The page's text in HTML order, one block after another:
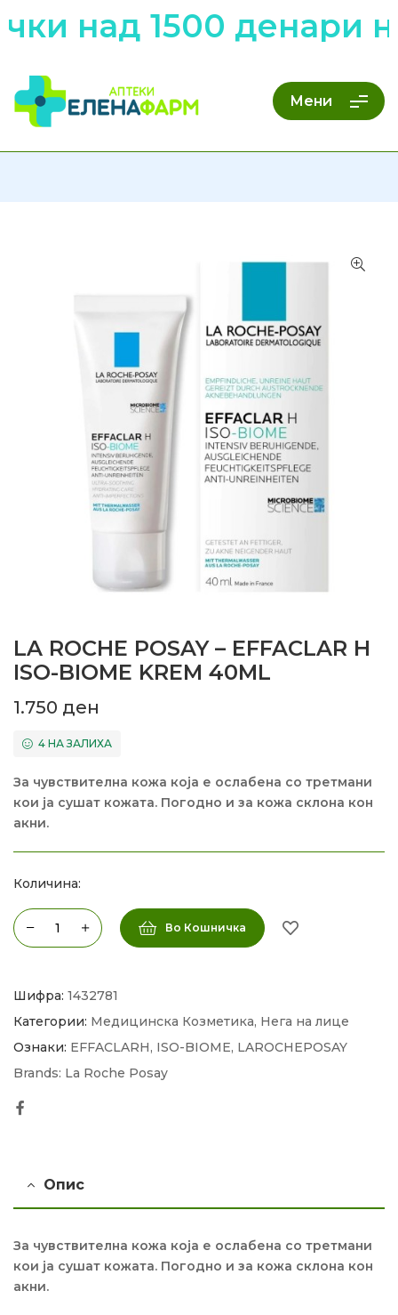
над 1500 денари
Мени
LA ROCHE POSAY – EFFACLAR H
ISO-BIOME KREM 40ML
1.750 ден
4 НА ЗАЛИХА
За чувствителна кожа која е ослабена со третмани
кои ја сушат кожата. Погодно и за кожа склона кон
акни.
Количина:
Во Кошничка
Шифра: 1432781
Категории: Медицинска Козметика, Нега на лице
Ознаки: EFFACLARH, ISO-BIOME, LAROCHEPOSAY
Brands: La Roche Posay
Опис
За чувствителна кожа која е ослабена со третмани
кои ја сушат кожата. Погодно и за кожа склона кон
акни.